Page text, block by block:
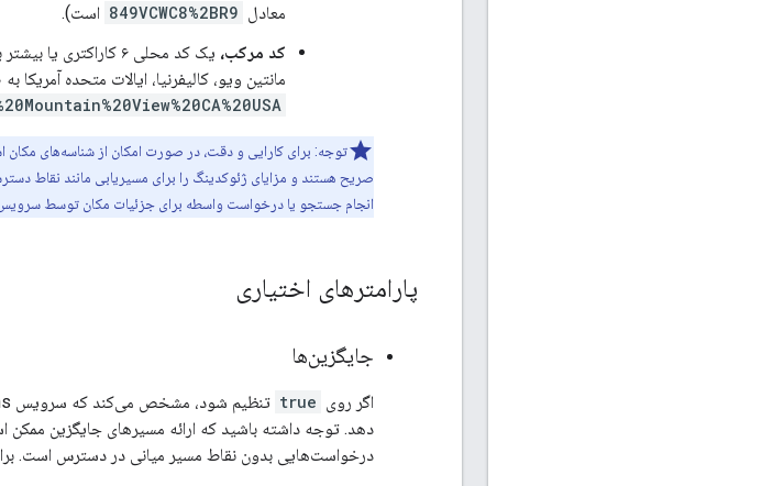
معادل 849VCWC8%2BR9 است).
کد مرکب،
مانتین ویو، کالیفرنیا، ایالات متحده آمریکا
صریح هستند و مزایای ژئوکدینگ را برای مسیریابی مانند نقاط
انجام جستجو یا درخواست واسطه برای جزئیات مکان توسط سرویس
پارامترهای اختیاری
جایگزین‌ها
اگر روی true
دهد. توجه داشته باشید که ارائه مسیرهای جایگزین ممکن
درخواست‌هایی بدون نقاط مسیر میانی در دسترس است.